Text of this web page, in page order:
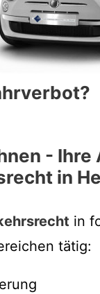
- Ihre
in
in
tätig: